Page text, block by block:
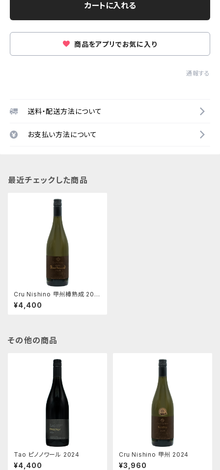
カートに入れる
商品をアプリでお気に入り
通報する
送料・配送方法について
お支払い方法について
最近チェックした商品
Cru Nishino 甲州樽熟成 202
4
¥4,400
その他の商品
Tao ピノノワール 2024
¥4,400
Cru Nishino 甲州 2024
¥3,960